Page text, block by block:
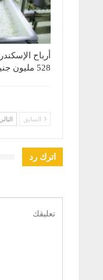
528 مليون جنيه خلال 2025-2026
السابق التالي
اترك رد